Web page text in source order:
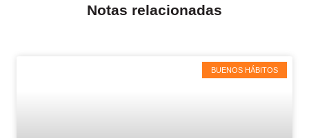
Notas relacionadas
BUENOS HÁBITOS